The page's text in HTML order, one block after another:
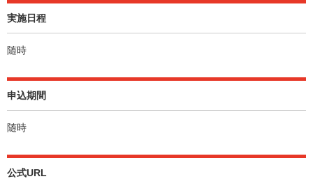
実施日程
随時
申込期間
随時
公式URL